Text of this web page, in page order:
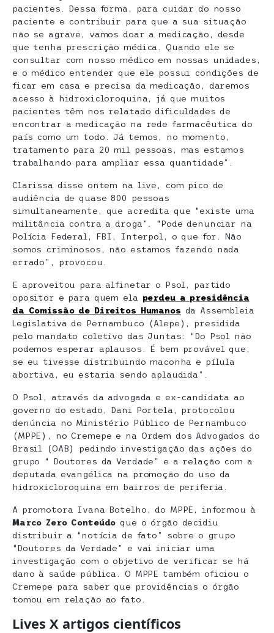
pacientes. Dessa forma, para cuidar do nosso
paciente e contribuir para que a sua situação
não se agrave, vamos doar a medicação, desde
que tenha prescrição médica. Quando ele se
consultar com nosso médico em nossas unidades,
e o médico entender que ele possui condições de
ficar em casa e precisa da medicação, daremos
acesso à hidroxicloroquina, já que muitos
pacientes têm nos relatado dificuldades de
encontrar a medicação na rede farmacêutica do
país como um todo. Já temos, no momento,
tratamento para 20 mil pessoas, mas estamos
trabalhando para ampliar essa quantidade”.
Clarissa disse ontem na live, com pico de
audiência de quase 800 pessoas
simultaneamente, que acredita que “existe uma
militância contra a droga”. “Pode denunciar na
Polícia Federal, FBI, Interpol, o que for. Não
somos criminosos, não estamos fazendo nada
errado”, provocou.
E aproveitou para alfinetar o Psol, partido
opositor e para quem ela perdeu a presidência
da Comissão de Direitos Humanos da Assembleia
Legislativa de Pernambuco (Alepe), presidida
pelo mandato coletivo das Juntas: “Do Psol não
podemos esperar aplausos. É bem provável que,
se eu tivesse distribuindo maconha e pílula
abortiva, eu estaria sendo aplaudida”.
O Psol, através da advogada e ex-candidata ao
governo do estado, Dani Portela, protocolou
denúncia no Ministério Público de Pernambuco
(MPPE), no Cremepe e na Ordem dos Advogados do
Brasil (OAB) pedindo investigação das ações do
grupo “ Doutores da Verdade” e a relação com a
deputada evangélica na promoção do uso da
hidroxicloroquina em bairros de periferia.
A promotora Ivana Botelho, do MPPE, informou à
Marco Zero Conteúdo que o órgão decidiu
distribuir a “notícia de fato” sobre o grupo
“Doutores da Verdade” e vai iniciar uma
investigação com o objetivo de verificar se há
dano à saúde pública. O MPPE também oficiou o
Cremepe para saber que providências o órgão
tomou em relação ao fato.
Lives X artigos científicos